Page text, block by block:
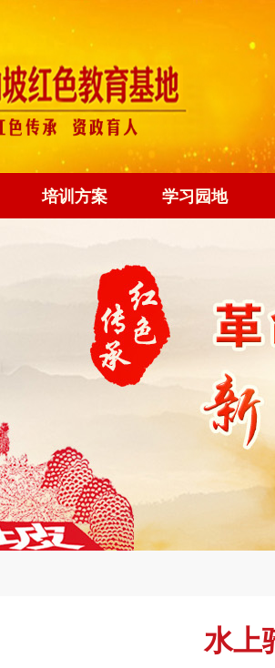
培训方案 学习园地
水上